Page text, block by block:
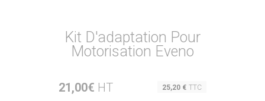
Kit D'adaptation Pour
Motorisation Eveno
21,00€ HT Prix
25,20 € TTC